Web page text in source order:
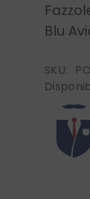
Blu
SKU: